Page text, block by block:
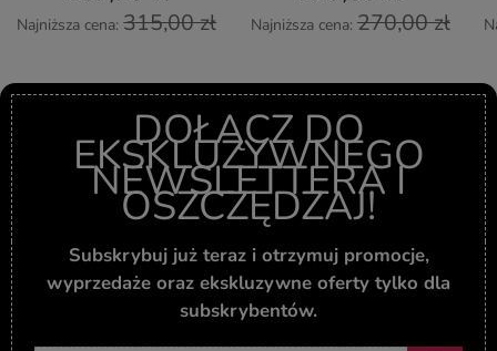
Najniższa cena:315,00 zł Najniższa cena: 270,00 zł
DOŁĄCZ DO
EKSKLUZYWNEGO
NEWSLETTERA I
OSZCZĘDZAJ!
Subskrybuj już teraz i otrzymuj promocje,
wyprzedaże oraz ekskluzywne oferty tylko dla
subskrybentów.